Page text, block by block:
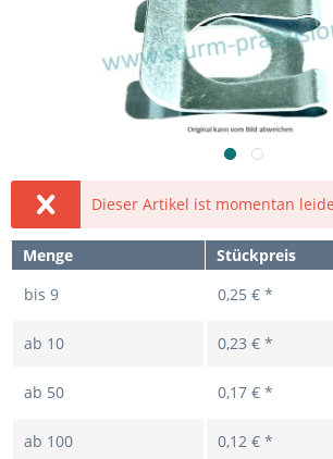
Dieser Artikel ist momentan
Menge
Stückpreis
bis 9 0,25 € *
ab 10 0,23 € *
ab 50 0,17 € *
ab 100 0,12 € *